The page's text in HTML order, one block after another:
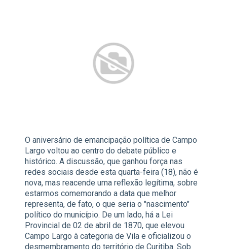
O aniversário de emancipação política de Campo
Largo voltou ao centro do debate público e
histórico. A discussão, que ganhou força nas
redes sociais desde esta quarta-feira (18), não é
nova, mas reacende uma reflexão legítima, sobre
estarmos comemorando a data que melhor
representa, de fato, o que seria o "nascimento"
político do município. De um lado, há a Lei
Provincial de 02 de abril de 1870, que elevou
Campo Largo à categoria de Vila e oficializou o
desmembramento do território de Curitiba. Sob